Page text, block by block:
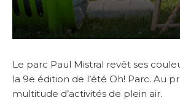
Le parc Paul Mistral revêt ses
la 9e édition de l’été Oh! Parc. Au
multitude d’activités de plein air.